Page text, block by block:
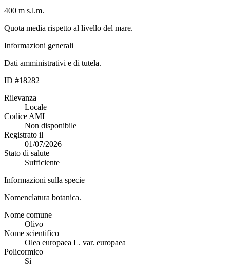
400 m s.l.m.
Quota media rispetto al livello del mare.
Informazioni generali
Dati amministrativi e di tutela.
ID #18282
Rilevanza
Locale
Codice AMI
Non disponibile
Registrato il
01/07/2026
Stato di salute
Sufficiente
Informazioni sulla specie
Nomenclatura botanica.
Nome comune
Olivo
Nome scientifico
Olea europaea L. var. europaea
Policormico
Sì